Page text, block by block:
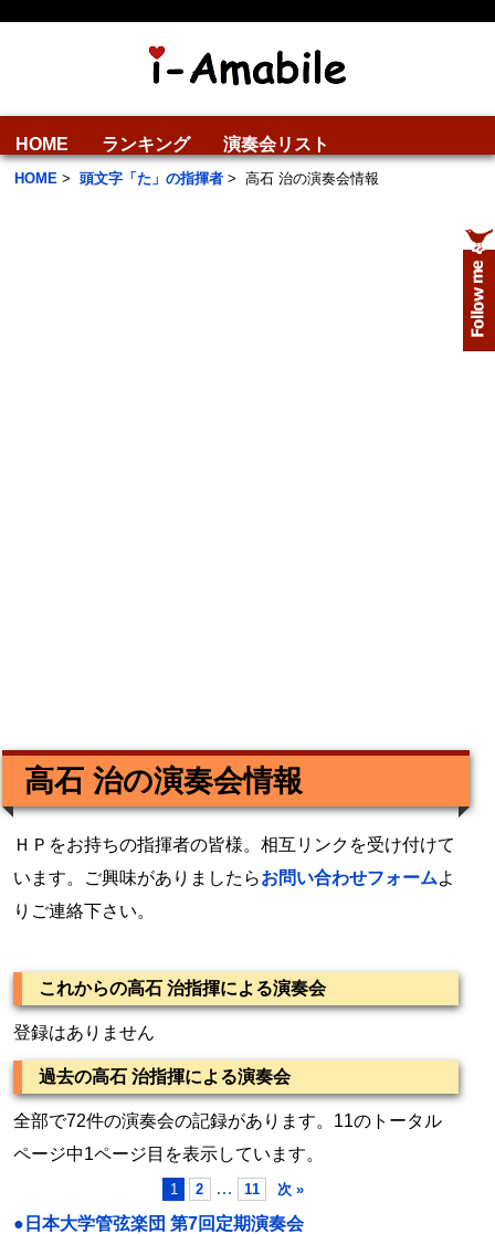
HOME ランキング 演奏会リスト
HOME > 頭文字「た」の指揮者 > 高石 治の演奏会情報
高石 治の演奏会情報
ＨＰをお持ちの指揮者の皆様。相互リンクを受け付けて
います。ご興味がありましたらお問い合わせフォームよ
りご連絡下さい。
これからの高石 治指揮による演奏会
登録はありません
過去の高石 治指揮による演奏会
全部で72件の演奏会の記録があります。11のトータル
ページ中1ページ目を表示しています。
1 2 … 11 次 »
●日本大学管弦楽団 第7回定期演奏会